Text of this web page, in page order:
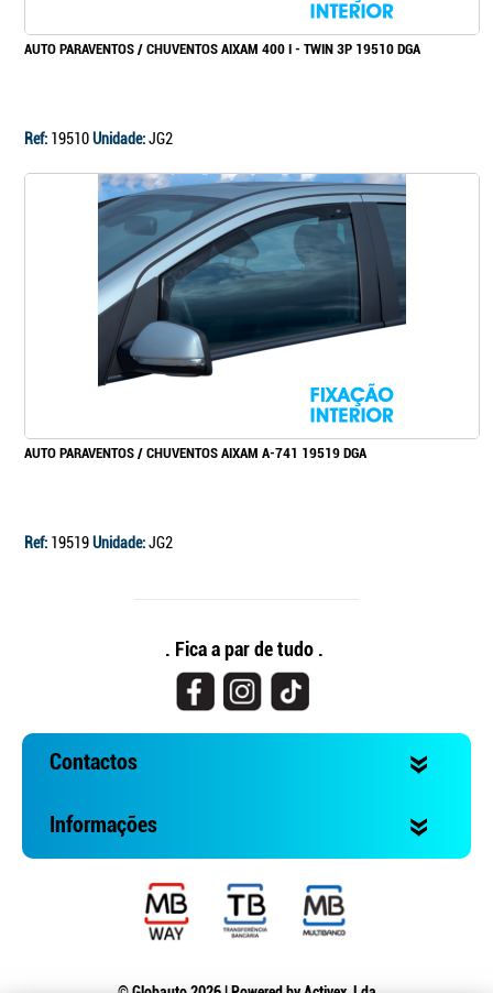
AUTO PARAVENTOS / CHUVENTOS AIXAM 400 I - TWIN 3P 19510 DGA
Ref: 19510Unidade:JG2
AUTO PARAVENTOS / CHUVENTOS AIXAM A-741 19519 DGA
Ref: 19519Unidade:JG2
. Fica a par de tudo .
Contactos
Informações